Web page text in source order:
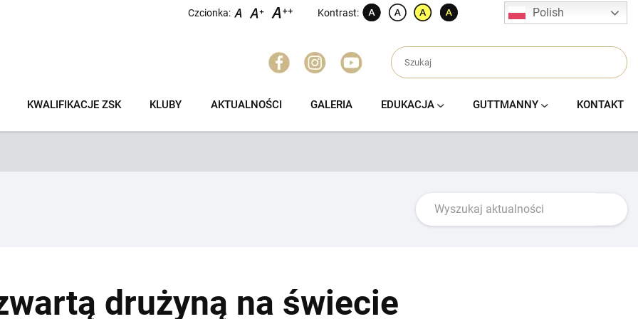
Czcionka: Kontrast: Polish
KWALIFIKACJE ZSK KLUBY AKTUALNOŚCI GALERIA EDUKACJA GUTTMANNY KONTAKT
drużyną na świecie